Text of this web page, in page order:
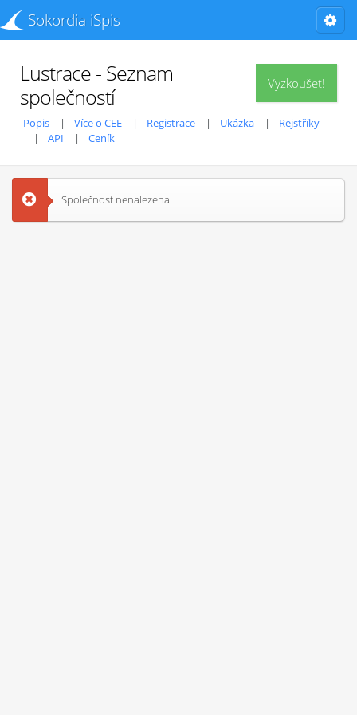
Sokordia iSpis
Vyzkoušet!
Lustrace - Seznam
společností
Popis Více o CEE Registrace Ukázka
Rejstříky
API
Ceník
Společnost nenalezena.